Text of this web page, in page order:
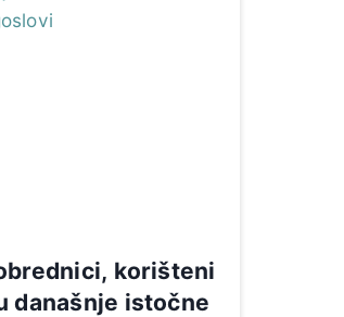
korišteni
današnje istočne